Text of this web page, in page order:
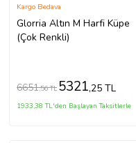
Glorria Altın M Harfi Küpe
(Çok Renkli)
Kargo Bedava
6651,56 TL 5321,25 TL
1933,38 TL'den Başlayan Taksitlerle